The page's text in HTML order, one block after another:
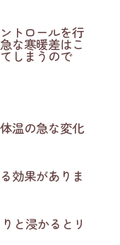
トロールを行
な寒暖差はこ
しまうので
温の急な変化
効果がありま
と浸かるとリ